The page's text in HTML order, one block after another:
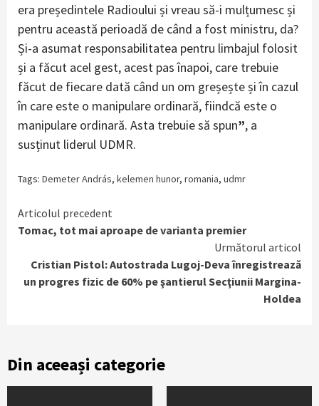
era președintele Radioului și vreau să-i mulțumesc și
pentru această perioadă de când a fost ministru, da?
Și-a asumat responsabilitatea pentru limbajul folosit
și a făcut acel gest, acest pas înapoi, care trebuie
făcut de fiecare dată când un om greșește și în cazul
în care este o manipulare ordinară, fiindcă este o
manipulare ordinară. Asta trebuie să spun”, a
susținut liderul UDMR.
Tags: Demeter András, kelemen hunor, romania, udmr
Continue
Reading
Articolul precedent
Tomac, tot mai aproape de varianta premier
Următorul articol
Cristian Pistol: Autostrada Lugoj-Deva înregistrează
un progres fizic de 60% pe şantierul Secţiunii Margina-
Holdea
Din aceeași categorie